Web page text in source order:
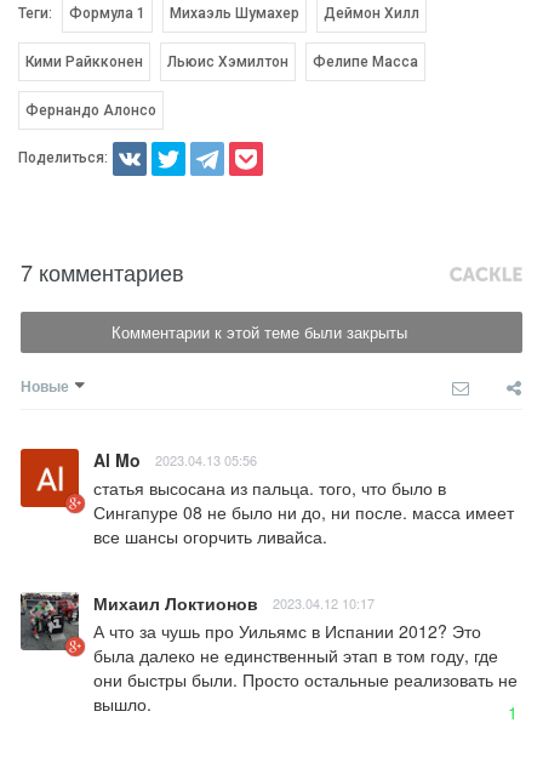
Теги: Формула 1 Михаэль Шумахер Деймон Хилл
Кими Райкконен Льюис Хэмилтон Фелипе Масса
Фернандо Алонсо
Поделиться:
7 комментариев
Комментарии к этой теме были закрыты
Новые
Al Mo 2023.04.13 05:56
статья высосана из пальца. того, что было в
Сингапуре 08 не было ни до, ни после. масса имеет
все шансы огорчить ливайса.
Михаил Локтионов 2023.04.12 10:17
А что за чушь про Уильямс в Испании 2012? Это
была далеко не единственный этап в том году, где
они быстры были. Просто остальные реализовать не
вышло.
1